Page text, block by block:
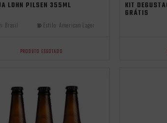
LOHN PILSEN 355ML
Brasil Estilo: American Lager
PRODUTO ESGOTADO
KIT
GRÁTIS